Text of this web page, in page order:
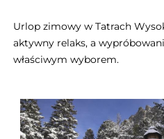
Urlop zimowy w Tatrach
aktywny relaks, a
właściwym wyborem.